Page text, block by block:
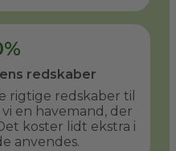
redskaber
rigtige redskaber til
en havemand, der
koster lidt ekstra i
anvendes.